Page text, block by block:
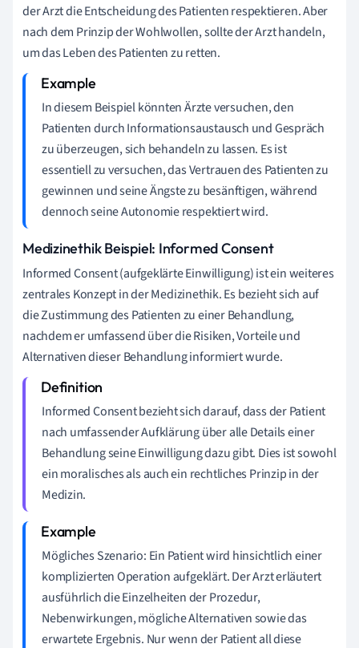
der Arzt die Entscheidung des Patienten respektieren. Aber
nach dem Prinzip der Wohlwollen, sollte der Arzt handeln,
um das Leben des Patienten zu retten.
In diesem Beispiel könnten Ärzte versuchen, den
Patienten durch Informationsaustausch und Gespräch
zu überzeugen, sich behandeln zu lassen. Es ist
essentiell zu versuchen, das Vertrauen des Patienten zu
gewinnen und seine Ängste zu besänftigen, während
dennoch seine Autonomie respektiert wird.
Medizinethik Beispiel: Informed Consent
Informed Consent (aufgeklärte Einwilligung) ist ein weiteres
zentrales Konzept in der Medizinethik. Es bezieht sich auf
die Zustimmung des Patienten zu einer Behandlung,
nachdem er umfassend über die Risiken, Vorteile und
Alternativen dieser Behandlung informiert wurde.
Informed Consent bezieht sich darauf, dass der Patient
nach umfassender Aufklärung über alle Details einer
Behandlung seine Einwilligung dazu gibt. Dies ist sowohl
ein moralisches als auch ein rechtliches Prinzip in der
Medizin.
Mögliches Szenario: Ein Patient wird hinsichtlich einer
komplizierten Operation aufgeklärt. Der Arzt erläutert
ausführlich die Einzelheiten der Prozedur,
Nebenwirkungen, mögliche Alternativen sowie das
erwartete Ergebnis. Nur wenn der Patient all diese